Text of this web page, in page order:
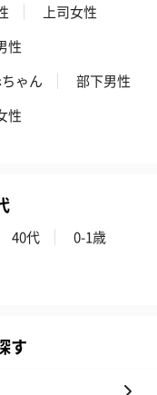
：イ
てお届けいたしま
上司女性
性
ゃん
部下男性
性
40代
0-1歳
す